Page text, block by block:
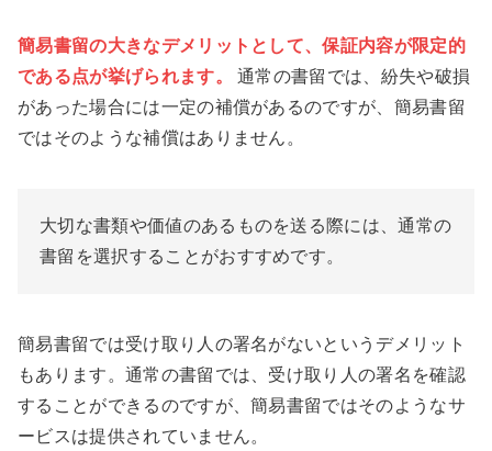
簡易書留の大きなデメリットとして、保証内容が限定的
である点が挙げられます。
通常の書留では、紛失や破損
があった場合には一定の補償があるのですが、簡易書留
ではそのような補償はありません。
大切な書類や価値のあるものを送る際には、通常の
書留を選択することがおすすめです。
簡易書留では受け取り人の署名がないというデメリット
もあります。通常の書留では、受け取り人の署名を確認
することができるのですが、簡易書留ではそのようなサ
ービスは提供されていません。